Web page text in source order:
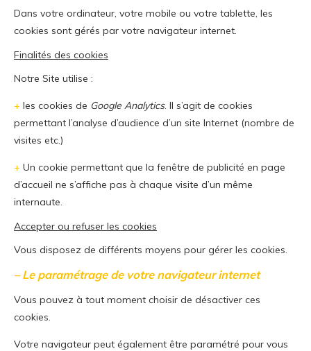
Dans votre ordinateur, votre mobile ou votre tablette, les
cookies sont gérés par votre navigateur internet.
Finalités des cookies
Notre Site utilise :
+ les cookies de Google Analytics. Il s’agit de cookies
permettant l’analyse d’audience d’un site Internet (nombre de
visites etc.)
+ Un cookie permettant que la fenêtre de publicité en page
d’accueil ne s’affiche pas à chaque visite d’un même
internaute.
Accepter ou refuser les cookies
Vous disposez de différents moyens pour gérer les cookies.
– Le paramétrage de votre navigateur internet
Vous pouvez à tout moment choisir de désactiver ces
cookies.
Votre navigateur peut également être paramétré pour vous